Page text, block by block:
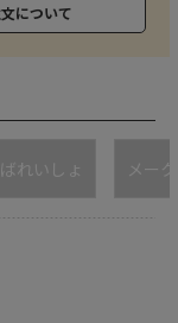
について
ばれいしょ メー